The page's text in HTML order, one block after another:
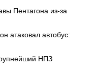
Пентагона из-за
атаковал автобус:
НПЗ